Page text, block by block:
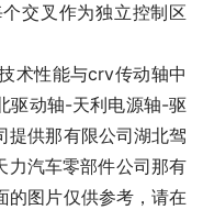
交叉作为独立控制区
术性能与crv传动轴中
驱动轴-天利电源轴-驱
提供那有限公司湖北驾
力汽车零部件公司那有
的图片仅供参考，请在